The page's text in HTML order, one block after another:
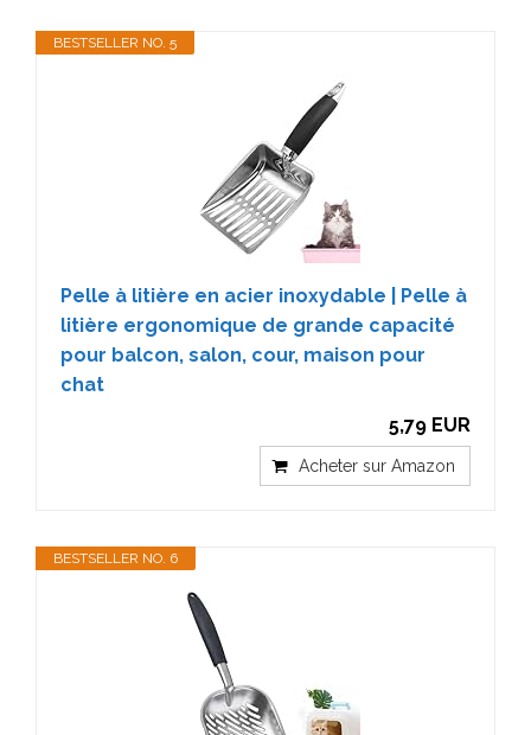
BESTSELLER NO. 5
Pelle à litière en acier inoxydable | Pelle à
litière ergonomique de grande capacité
pour balcon, salon, cour, maison pour
chat
5,79 EUR
Acheter sur Amazon
BESTSELLER NO. 6